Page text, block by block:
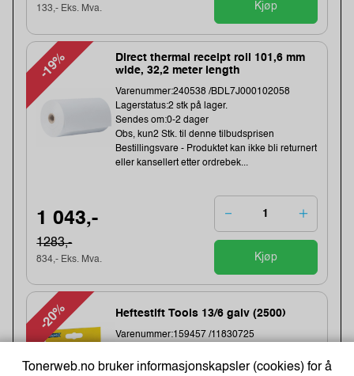
133,- Eks. Mva. Kjøp
-19%
Direct thermal receipt roll 101,6 mm
wide, 32,2 meter length
Varenummer:240538 /BDL7J000102058
Lagerstatus:2 stk på lager.
Sendes om:0-2 dager
Obs, kun2 Stk. til denne tilbudsprisen
Bestillingsvare - Produktet kan ikke bli returnert
eller kansellert etter ordrebek...
1 043,-
1283,-
834,- Eks. Mva. Kjøp
-20% Heftestift Tools 13/6 galv (2500)
Varenummer:159457 /11830725
Sendes om:1-3 dager
Tonerweb.no bruker informasjonskapsler (cookies) for å